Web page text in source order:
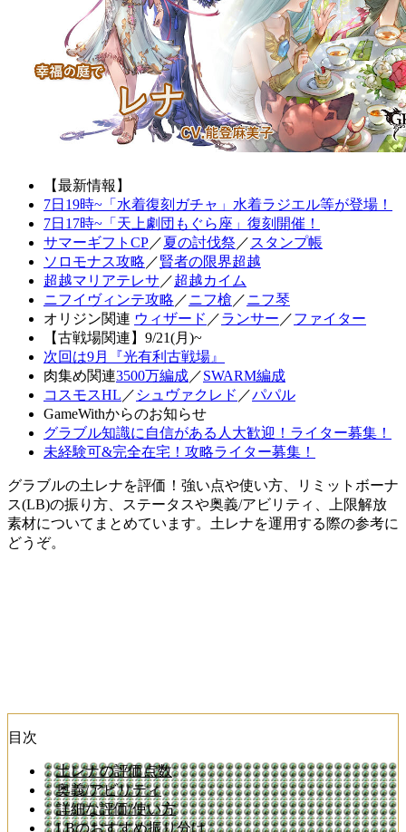
【最新情報】
7日19時~「水着復刻ガチャ」水着ラジエル等が登場！
7日17時~「天上劇団もぐら座」復刻開催！
サマーギフトCP／夏の討伐祭 ／ スタンプ帳
ソロモナス攻略 ／賢者の限界超越
超越マリアテレサ ／超越カイム
ニフイヴィンテ攻略 ／ニフ槍 ／ニフ琴
オリジン関連 ウィザード ／ランサー ／ファイター
【古戦場関連】9/21(月)~
次回は9月『光有利古戦場』
肉集め関連3500万編成／SWARM編成
コスモスHL ／ シュヴァクレド ／パパル
GameWithからのお知らせ
グラブル知識に自信がある人大歓迎！ライター募集！
未経験可&完全在宅！攻略ライター募集！
グラブルの土レナを評価！強い点や使い方、リミットボーナ
ス(LB)の振り方、ステータスや奥義/アビリティ、上限解放
素材についてまとめています。土レナを運用する際の参考に
どうぞ。
目次
土レナの評価点数
奥義/アビリティ
詳細な評価/使い方
LBのおすすめ振り分け